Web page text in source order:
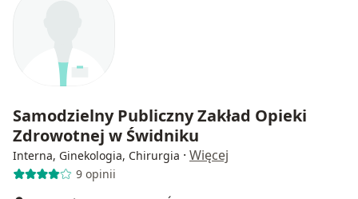
Samodzielny Publiczny Zakład Opieki
Zdrowotnej w Świdniku
Interna, Ginekologia, Chirurgia · Więcej
9 opinii